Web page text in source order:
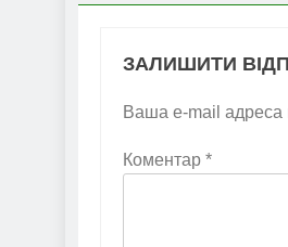
ЗАЛИШИТИ
Ваша e-mail адреса
Коментар *